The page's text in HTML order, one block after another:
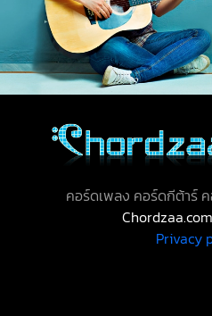
คอร์ดเพลง คอร์ดกีต้าร์
Privacy